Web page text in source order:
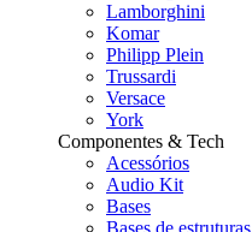
Lamborghini
Komar
Philipp Plein
Trussardi
Versace
York
Componentes & Tech
Acessórios
Audio Kit
Bases
Bases de estruturas